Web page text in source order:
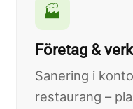
🏭
Företag &
Sanering i
restaurang –